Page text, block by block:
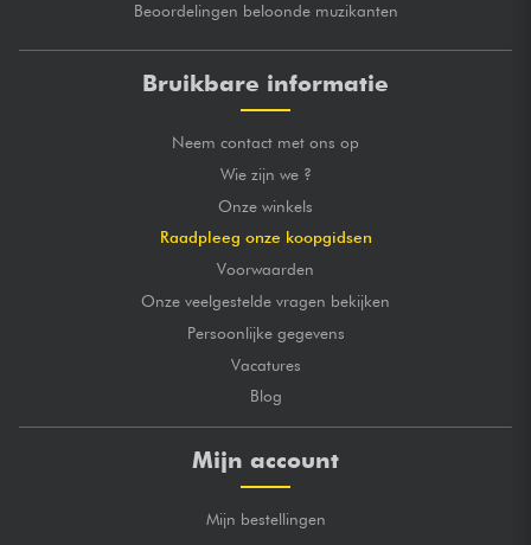
Beoordelingen beloonde muzikanten
Bruikbare informatie
Neem contact met ons op
Wie zijn we ?
Onze winkels
Raadpleeg onze koopgidsen
Voorwaarden
Onze veelgestelde vragen bekijken
Persoonlijke gegevens
Vacatures
Blog
Mijn account
Mijn bestellingen